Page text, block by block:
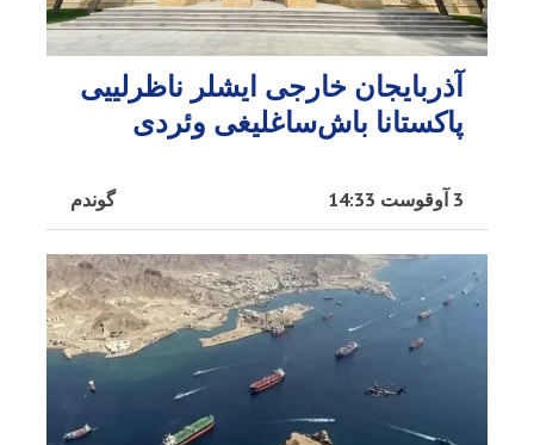
آذربایجان خارجی ایشلر ناظرلییی
پاکستانا باش‌ساغلیغی وئردی
گوندم 3 آوقوست 14:33